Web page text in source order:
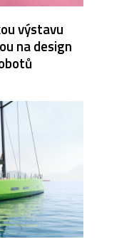
výstavu
na design